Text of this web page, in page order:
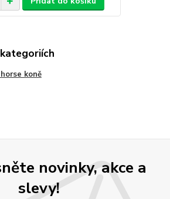
koně
novinky, akce a
slevy!